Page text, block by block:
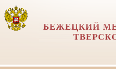
БЕЖЕЦКИЙ